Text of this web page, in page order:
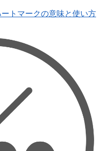
ートマークの意味と使い方